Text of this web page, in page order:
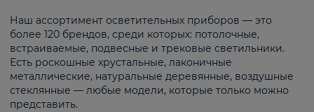
Наш ассортимент осветительных приборов — это
более 120 брендов, среди которых: потолочные,
встраиваемые, подвесные и трековые светильники.
Есть роскошные хрустальные, лаконичные
металлические, натуральные деревянные, воздушные
стеклянные — любые модели, которые только можно
представить.